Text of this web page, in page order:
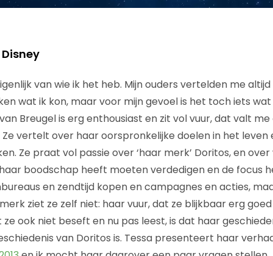
van wie ik het heb. Mijn ouders vertelden me
wat ik kon, maar voor mijn gevoel is het toch iets
Breugel is erg enthousiast en zit vol vuur, dat valt
vertelt over haar oorspronkelijke doelen in het leven
Ze praat vol passie over ‘haar merk’ Doritos, en
boodschap heeft moeten verdedigen en de focus
en zendtijd kopen en campagnes en acties,
ziet ze zelf niet: haar vuur, dat ze blijkbaar erg
ook niet beseft en nu pas leest, is dat haar
van Doritos is. Tessa presenteert haar